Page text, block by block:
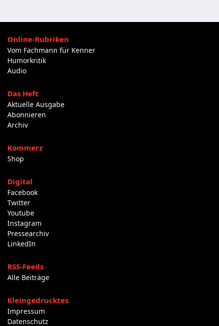
Online-Rubriken
Vom Fachmann für Kenner
Humorkritik
Audio
Das Heft
Aktuelle Ausgabe
Abonnieren
Archiv
Kommerz
Shop
Digital
Facebook
Twitter
Youtube
Instagram
Pressearchiv
LinkedIn
RSS-Feeds
Alle Beiträge
Kleingedrucktes
Impressum
Datenschutz